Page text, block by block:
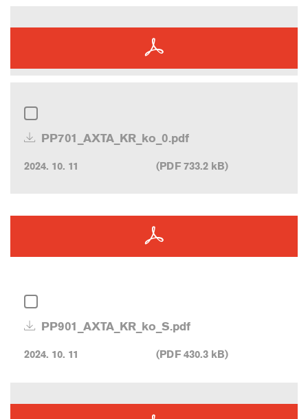
PP701_AXTA_KR_ko_0.pdf
2024. 10. 11 (PDF 733.2 kB)
PP901_AXTA_KR_ko_S.pdf
2024. 10. 11 (PDF 430.3 kB)